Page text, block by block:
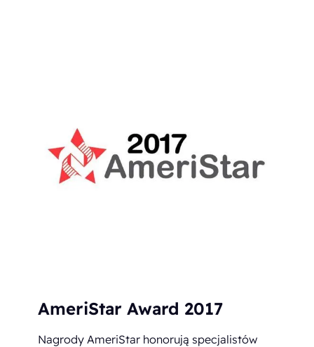
AmeriStar Award 2017
Nagrody AmeriStar honorują specjalistów